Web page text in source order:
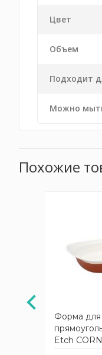
Цвет
Объем
Подходит
Можно
Похожие
Форма для
Etch